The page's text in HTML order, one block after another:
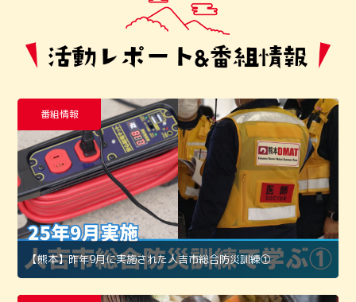
番組情報
【熊本】昨年9月に実施された人吉市総合防災訓練①